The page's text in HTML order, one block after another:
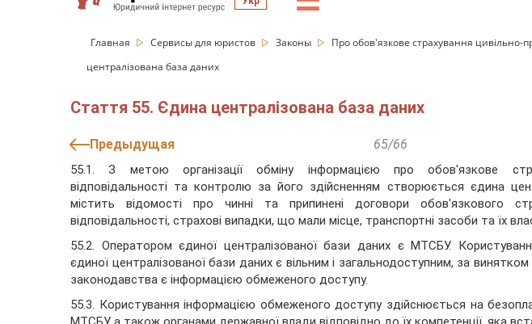
Главная Сервисы для юристов Законы Про обов'язкове страхування цивільно-
централізована база даних
Стаття 55. Єдина централізована база даних
Предыдущая 65/66
55.1. З метою організації обміну інформацією про обов'язкове
відповідальності та контролю за його здійсненням створюється єдина
містить відомості про чинні та припинені договори обов'язкового
відповідальності, страхові випадки, що мали місце, транспортні засоби та їх
55.2. Оператором єдиної централізованої бази даних є МТСБУ.
єдиної централізованої бази даних є вільним і загальнодоступним, за винятком
законодавства є інформацією обмеженого доступу.
55.3. Користування інформацією обмеженого доступу здійснюється на